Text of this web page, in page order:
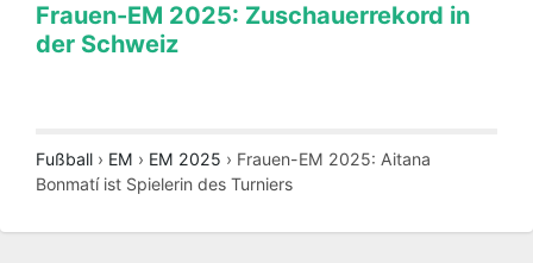
Frauen-EM 2025: Zuschauerrekord in
der Schweiz
Fußball › EM › EM 2025 › Frauen-EM 2025: Aitana
Bonmatí ist Spielerin des Turniers